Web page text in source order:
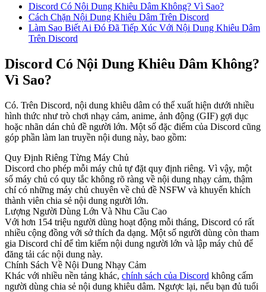
Discord Có Nội Dung Khiêu Dâm Không? Vì Sao?
Cách Chặn Nội Dung Khiêu Dâm Trên Discord
Làm Sao Biết Ai Đó Đã Tiếp Xúc Với Nội Dung Khiêu Dâm
Trên Discord
Discord Có Nội Dung Khiêu Dâm Không?
Vì Sao?
Có. Trên Discord, nội dung khiêu dâm có thể xuất hiện dưới nhiều
hình thức như trò chơi nhạy cảm, anime, ảnh động (GIF) gợi dục
hoặc nhãn dán chủ đề người lớn. Một số đặc điểm của Discord cũng
góp phần làm lan truyền nội dung này, bao gồm:
Quy Định Riêng Từng Máy Chủ
Discord cho phép mỗi máy chủ tự đặt quy định riêng. Vì vậy, một
số máy chủ có quy tắc không rõ ràng về nội dung nhạy cảm, thậm
chí có những máy chủ chuyên về chủ đề NSFW và khuyến khích
thành viên chia sẻ nội dung người lớn.
Lượng Người Dùng Lớn Và Nhu Cầu Cao
Với hơn 154 triệu người dùng hoạt động mỗi tháng, Discord có rất
nhiều cộng đồng với sở thích đa dạng. Một số người dùng còn tham
gia Discord chỉ để tìm kiếm nội dung người lớn và lập máy chủ để
đăng tải các nội dung này.
Chính Sách Về Nội Dung Nhạy Cảm
Khác với nhiều nền tảng khác, chính sách của Discord không cấm
người dùng chia sẻ nội dung khiêu dâm. Ngược lại, nếu bạn đủ tuổi